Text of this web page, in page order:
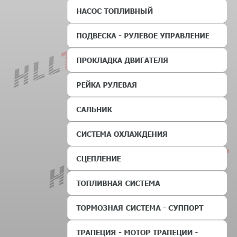
НАСОС ТОПЛИВНЫЙ
ПОДВЕСКА - РУЛЕВОЕ УПРАВЛЕНИЕ
ПРОКЛАДКА ДВИГАТЕЛЯ
РЕЙКА РУЛЕВАЯ
САЛЬНИК
СИСТЕМА ОХЛАЖДЕНИЯ
СЦЕПЛЕНИЕ
ТОПЛИВНАЯ СИСТЕМА
ТОРМОЗНАЯ СИСТЕМА - СУППОРТ
ТРАПЕЦИЯ - МОТОР ТРАПЕЦИИ -